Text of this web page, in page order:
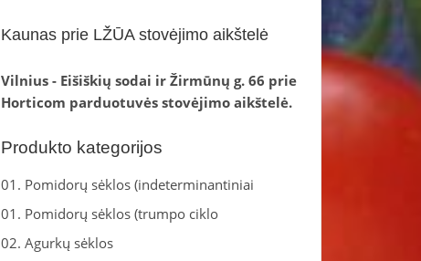
Kaunas prie LŽŪA stovėjimo aikštelė
Vilnius - Eišiškių sodai ir Žirmūnų g. 66 prie
Horticom parduotuvės stovėjimo aikštelė.
Produkto kategorijos
01. Pomidorų sėklos (indeterminantiniai
01. Pomidorų sėklos (trumpo ciklo
02. Agurkų sėklos